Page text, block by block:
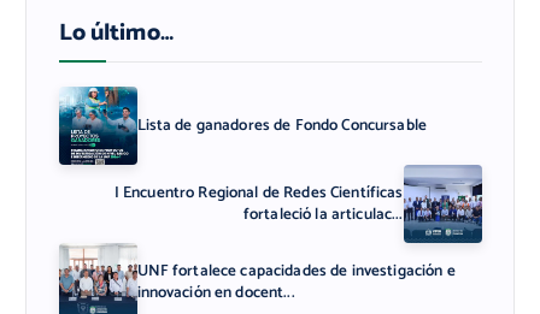
Lo último…
Lista de ganadores de Fondo Concursable
I Encuentro Regional de Redes Científicas
fortaleció la articulac...
UNF fortalece capacidades de investigación e
innovación en docent...